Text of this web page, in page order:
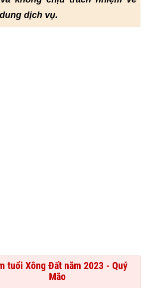
dịch vụ.
tuổi Xông Đất năm 2023 - Quý
Mão